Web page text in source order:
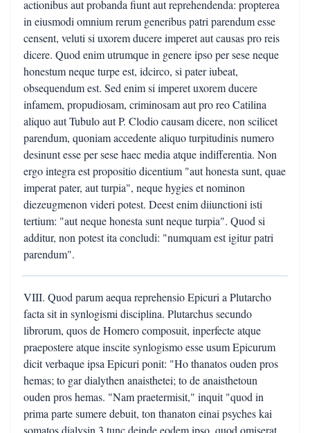
actionibus aut probanda fiunt aut reprehendenda: propterea
in eiusmodi omnium rerum generibus patri parendum esse
censent, veluti si uxorem ducere imperet aut causas pro reis
dicere. Quod enim utrumque in genere ipso per sese neque
honestum neque turpe est, idcirco, si pater iubeat,
obsequendum est. Sed enim si imperet uxorem ducere
infamem, propudiosam, criminosam aut pro reo Catilina
aliquo aut Tubulo aut P. Clodio causam dicere, non scilicet
parendum, quoniam accedente aliquo turpitudinis numero
desinunt esse per sese haec media atque indifferentia. Non
ergo integra est propositio dicentium "aut honesta sunt, quae
imperat pater, aut turpia", neque hygies et nominon
diezeugmenon videri potest. Deest enim diiunctioni isti
tertium: "aut neque honesta sunt neque turpia". Quod si
additur, non potest ita concludi: "numquam est igitur patri
parendum".
VIII. Quod parum aequa reprehensio Epicuri a Plutarcho
facta sit in synlogismi disciplina. Plutarchus secundo
librorum, quos de Homero composuit, inperfecte atque
praepostere atque inscite synlogismo esse usum Epicurum
dicit verbaque ipsa Epicuri ponit: "Ho thanatos ouden pros
hemas; to gar dialythen anaisthetei; to de anaisthetoun
ouden pros hemas. "Nam praetermisit," inquit "quod in
prima parte sumere debuit, ton thanaton einai psyches kai
somatos dialysin,3 tunc deinde eodem ipso, quod omiserat,